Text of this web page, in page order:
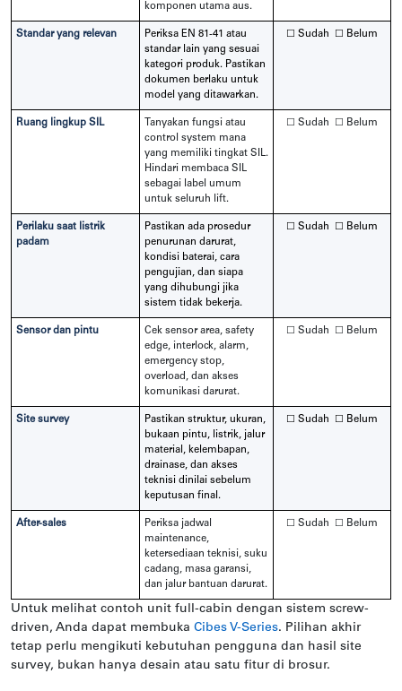
komponen utama aus.
Standar yang relevan
Periksa EN 81-41 atau
standar lain yang sesuai
kategori produk. Pastikan
dokumen berlaku untuk
model yang ditawarkan.
☐ Sudah ☐ Belum
Ruang lingkup SIL
Tanyakan fungsi atau
control system mana
yang memiliki tingkat SIL.
Hindari membaca SIL
sebagai label umum
untuk seluruh lift.
☐ Sudah ☐ Belum
Perilaku saat listrik
padam
Pastikan ada prosedur
penurunan darurat,
kondisi baterai, cara
pengujian, dan siapa
yang dihubungi jika
sistem tidak bekerja.
☐ Sudah ☐ Belum
Sensor dan pintu
Cek sensor area, safety
edge, interlock, alarm,
emergency stop,
overload, dan akses
komunikasi darurat.
☐ Sudah ☐ Belum
Site survey
Pastikan struktur, ukuran,
bukaan pintu, listrik, jalur
material, kelembapan,
drainase, dan akses
teknisi dinilai sebelum
keputusan final.
☐ Sudah ☐ Belum
After-sales
Periksa jadwal
maintenance,
ketersediaan teknisi, suku
cadang, masa garansi,
dan jalur bantuan darurat.
☐ Sudah ☐ Belum
Untuk melihat contoh unit full-cabin dengan sistem screw-
driven, Anda dapat membuka Cibes V-Series. Pilihan akhir
tetap perlu mengikuti kebutuhan pengguna dan hasil site
survey, bukan hanya desain atau satu fitur di brosur.